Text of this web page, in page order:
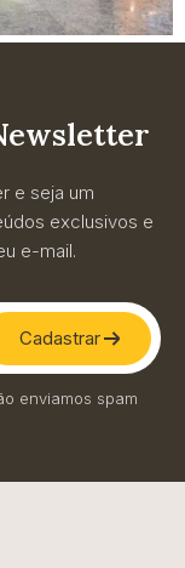
e seja um
exclusivos e
e-mail.
Cadastrar
enviamos spam